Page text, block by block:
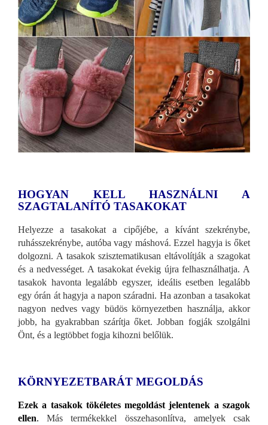
HOGYAN KELL HASZNÁLNI A
SZAGTALANÍTÓ TASAKOKAT
Helyezze a tasakokat a cipőjébe, a kívánt szekrénybe,
ruhásszekrénybe, autóba vagy máshová. Ezzel hagyja is őket
dolgozni. A tasakok szisztematikusan eltávolítják a szagokat
és a nedvességet. A tasakokat évekig újra felhasználhatja. A
tasakok havonta legalább egyszer, ideális esetben legalább
egy órán át hagyja a napon száradni. Ha azonban a tasakokat
nagyon nedves vagy büdös környezetben használja, akkor
jobb, ha gyakrabban szárítja őket. Jobban fogják szolgálni
Önt, és a legtöbbet fogja kihozni belőlük.
KÖRNYEZETBARÁT MEGOLDÁS
Ezek a tasakok tökéletes megoldást jelentenek a szagok
ellen. Más termékekkel összehasonlítva, amelyek csak